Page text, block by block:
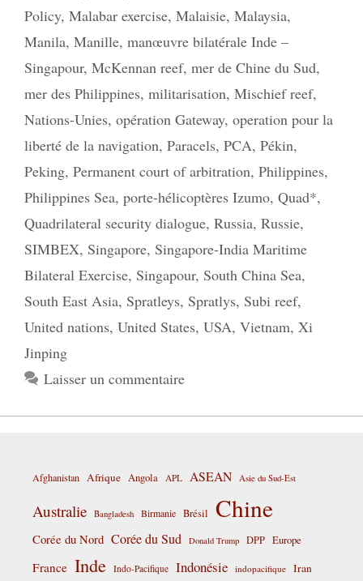
Policy, Malabar exercise, Malaisie, Malaysia,
Manila, Manille, manœuvre bilatérale Inde –
Singapour, McKennan reef, mer de Chine du Sud,
mer des Philippines, militarisation, Mischief reef,
Nations-Unies, opération Gateway, operation pour la
liberté de la navigation, Paracels, PCA, Pékin,
Peking, Permanent court of arbitration, Philippines,
Philippines Sea, porte-hélicoptères Izumo, Quad*,
Quadrilateral security dialogue, Russia, Russie,
SIMBEX, Singapore, Singapore-India Maritime
Bilateral Exercise, Singapour, South China Sea,
South East Asia, Spratleys, Spratlys, Subi reef,
United nations, United States, USA, Vietnam, Xi
Jinping
Laisser un commentaire
Afghanistan Afrique Angola APL ASEAN Asie du Sud-Est
Australie Bangladesh Birmanie Brésil Chine
Corée du Nord Corée du Sud Donald Trump DPP Europe
France Inde Indo-Pacifique Indonésie indopacifique Iran